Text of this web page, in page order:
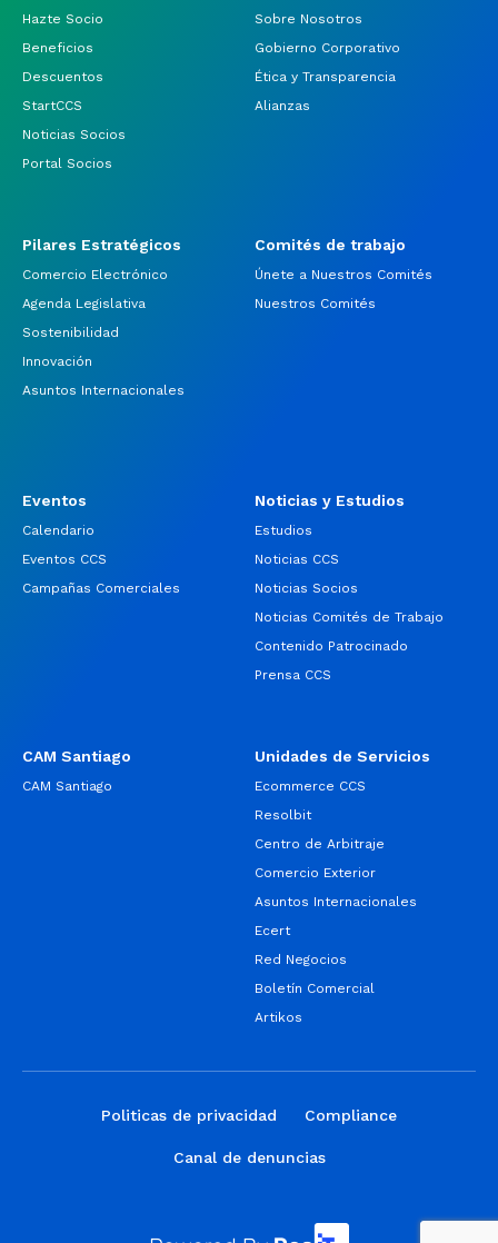
Hazte Socio
Beneficios
Descuentos
StartCCS
Noticias Socios
Portal Socios
Sobre Nosotros
Gobierno Corporativo
Ética y Transparencia
Alianzas
Pilares Estratégicos
Comercio Electrónico
Agenda Legislativa
Sostenibilidad
Innovación
Asuntos Internacionales
Comités de trabajo
Únete a Nuestros Comités
Nuestros Comités
Eventos
Calendario
Eventos CCS
Campañas Comerciales
Noticias y Estudios
Estudios
Noticias CCS
Noticias Socios
Noticias Comités de Trabajo
Contenido Patrocinado
Prensa CCS
CAM Santiago
CAM Santiago
Unidades de Servicios
Ecommerce CCS
Resolbit
Centro de Arbitraje
Comercio Exterior
Asuntos Internacionales
Ecert
Red Negocios
Boletín Comercial
Artikos
Politicas de privacidad Compliance
Canal de denuncias